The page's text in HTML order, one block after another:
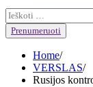
Ieškoti:
Prenumeruoti
Home
VERSLAS
Rusijos